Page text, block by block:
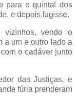
para o quintal dos
e depois fugisse.
vizinhos, vendo o
a um e outro lado a
o cadáver junto
das Justiças, e
fúria prenderam